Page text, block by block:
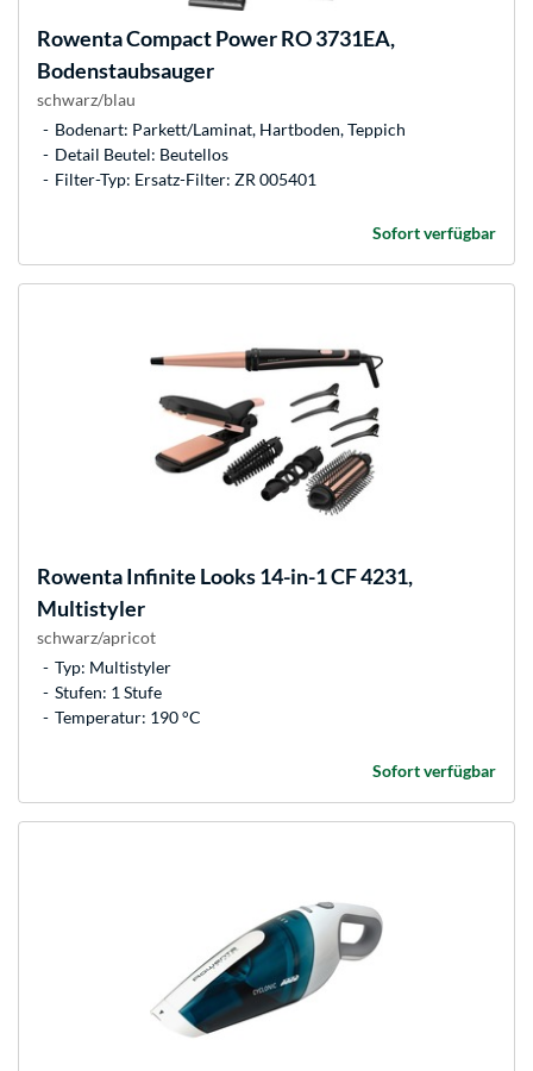
RowentaCompact Power RO 3731EA,
Bodenstaubsauger
schwarz/blau
Bodenart: Parkett/Laminat, Hartboden, Teppich
Detail Beutel: Beutellos
Filter-Typ: Ersatz-Filter: ZR 005401
Sofort verfügbar
RowentaInfinite Looks 14-in-1 CF 4231,
Multistyler
schwarz/apricot
Typ: Multistyler
Stufen: 1 Stufe
Temperatur: 190 °C
Sofort verfügbar